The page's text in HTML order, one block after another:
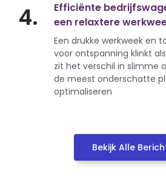
4.
Efficiënte
een relaxtere
Een drukke werkweek en
voor ontspanning klinkt
zit het verschil in slimme
de meest onderschatte
optimaliseren
Bekijk Alle